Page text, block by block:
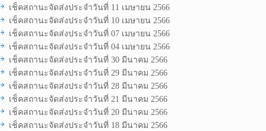
เช็คสถานะจัดส่งประจำวันที่ 11 เมษายน 2566
เช็คสถานะจัดส่งประจำวันที่ 10 เมษายน 2566
เช็คสถานะจัดส่งประจำวันที่ 07 เมษายน 2566
เช็คสถานะจัดส่งประจำวันที่ 04 เมษายน 2566
เช็คสถานะจัดส่งประจำวันที่ 30 มีนาคม 2566
เช็คสถานะจัดส่งประจำวันที่ 29 มีนาคม 2566
เช็คสถานะจัดส่งประจำวันที่ 28 มีนาคม 2566
เช็คสถานะจัดส่งประจำวันที่ 21 มีนาคม 2566
เช็คสถานะจัดส่งประจำวันที่ 20 มีนาคม 2566
เช็คสถานะจัดส่งประจำวันที่ 18 มีนาคม 2566